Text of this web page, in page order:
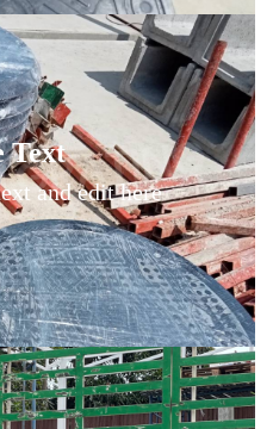
Text
and edit here
on hover
and edit here